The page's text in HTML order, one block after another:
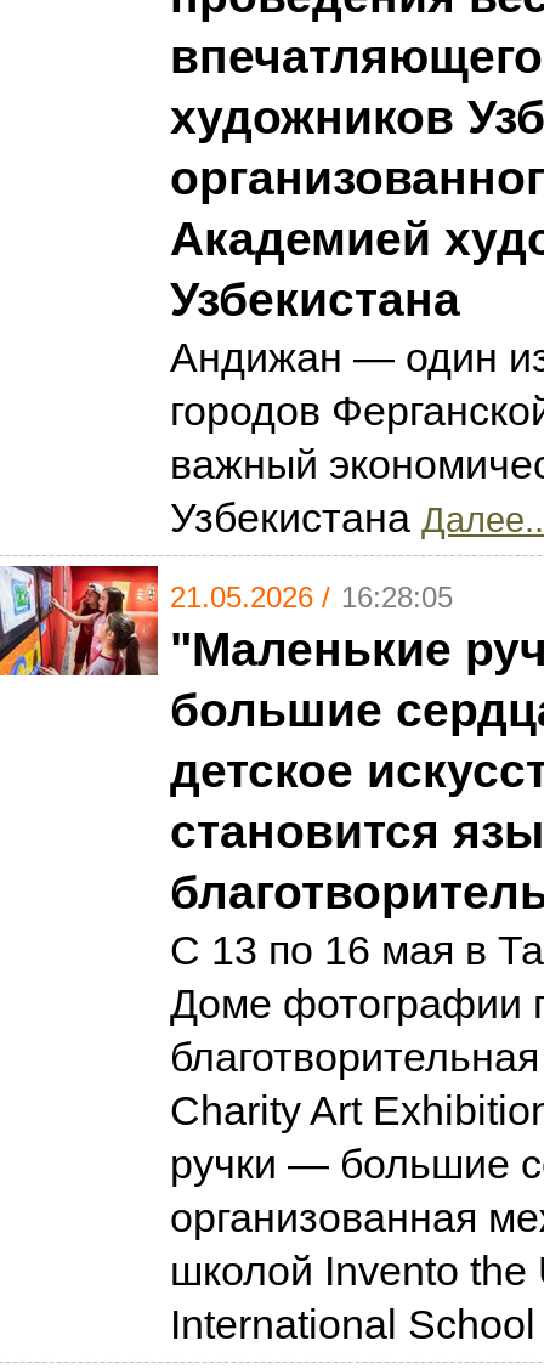
художников
Академией
Узбекистана
Андижан — один
городов
важный
Узбекистана
21.05.2026 / 16:28:05
"Маленькие
большие
детское
становится
С 13 по 16 мая в
Доме фотографии
Charity Art
ручки — большие
организованная
школой Invento the
International